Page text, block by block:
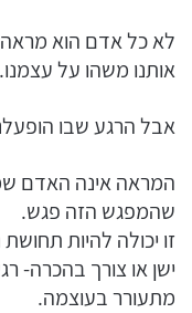
לא כל אדם הוא
אותנו משהו על עצמנו.
אבל הרגע שבו
המראה אינה האדם
שהמפגש הזה פגש.
זו יכולה להיות
ישן או צורך בהכרה-
מתעורר בעוצמה.